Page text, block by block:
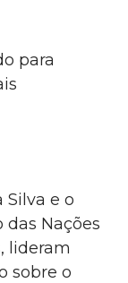
para
Silva e o
Nações
lideram
sobre o